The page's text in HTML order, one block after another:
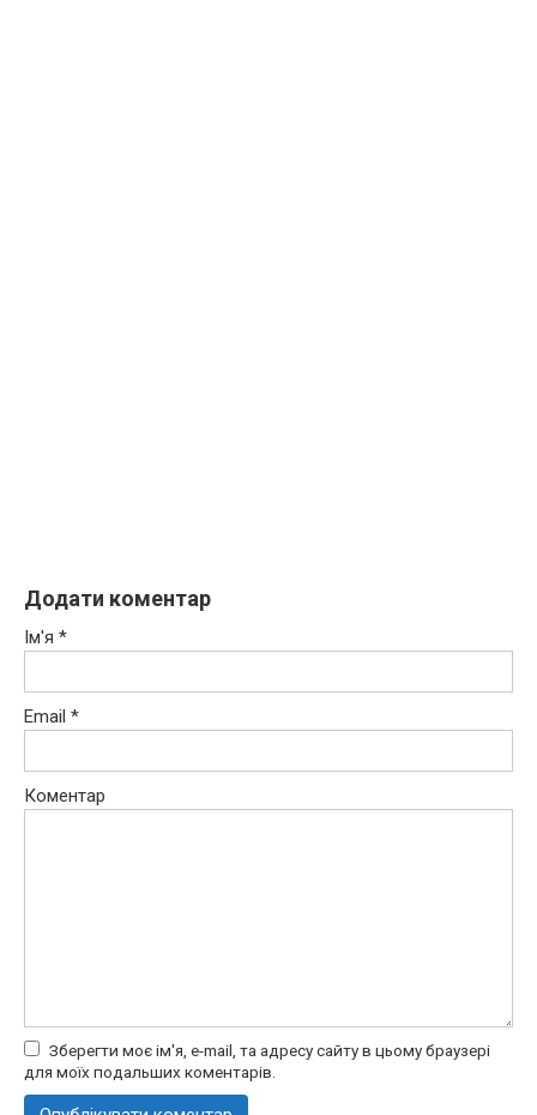
Додати коментар
Ім'я *
Email *
Коментар
Зберегти моє ім'я, e-mail, та адресу сайту в цьому браузері
для моїх подальших коментарів.